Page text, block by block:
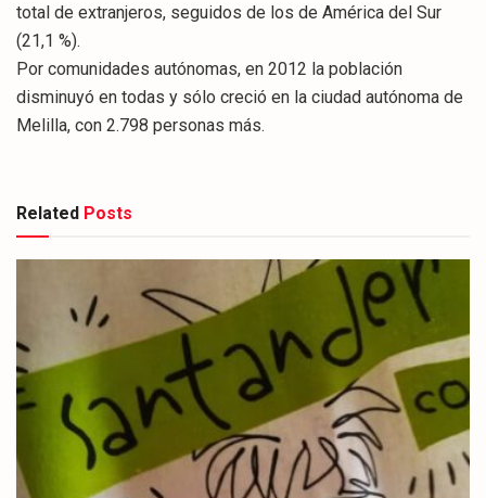
total de extranjeros, seguidos de los de América del Sur
(21,1 %).
Por comunidades autónomas, en 2012 la población
disminuyó en todas y sólo creció en la ciudad autónoma de
Melilla, con 2.798 personas más.
Related Posts